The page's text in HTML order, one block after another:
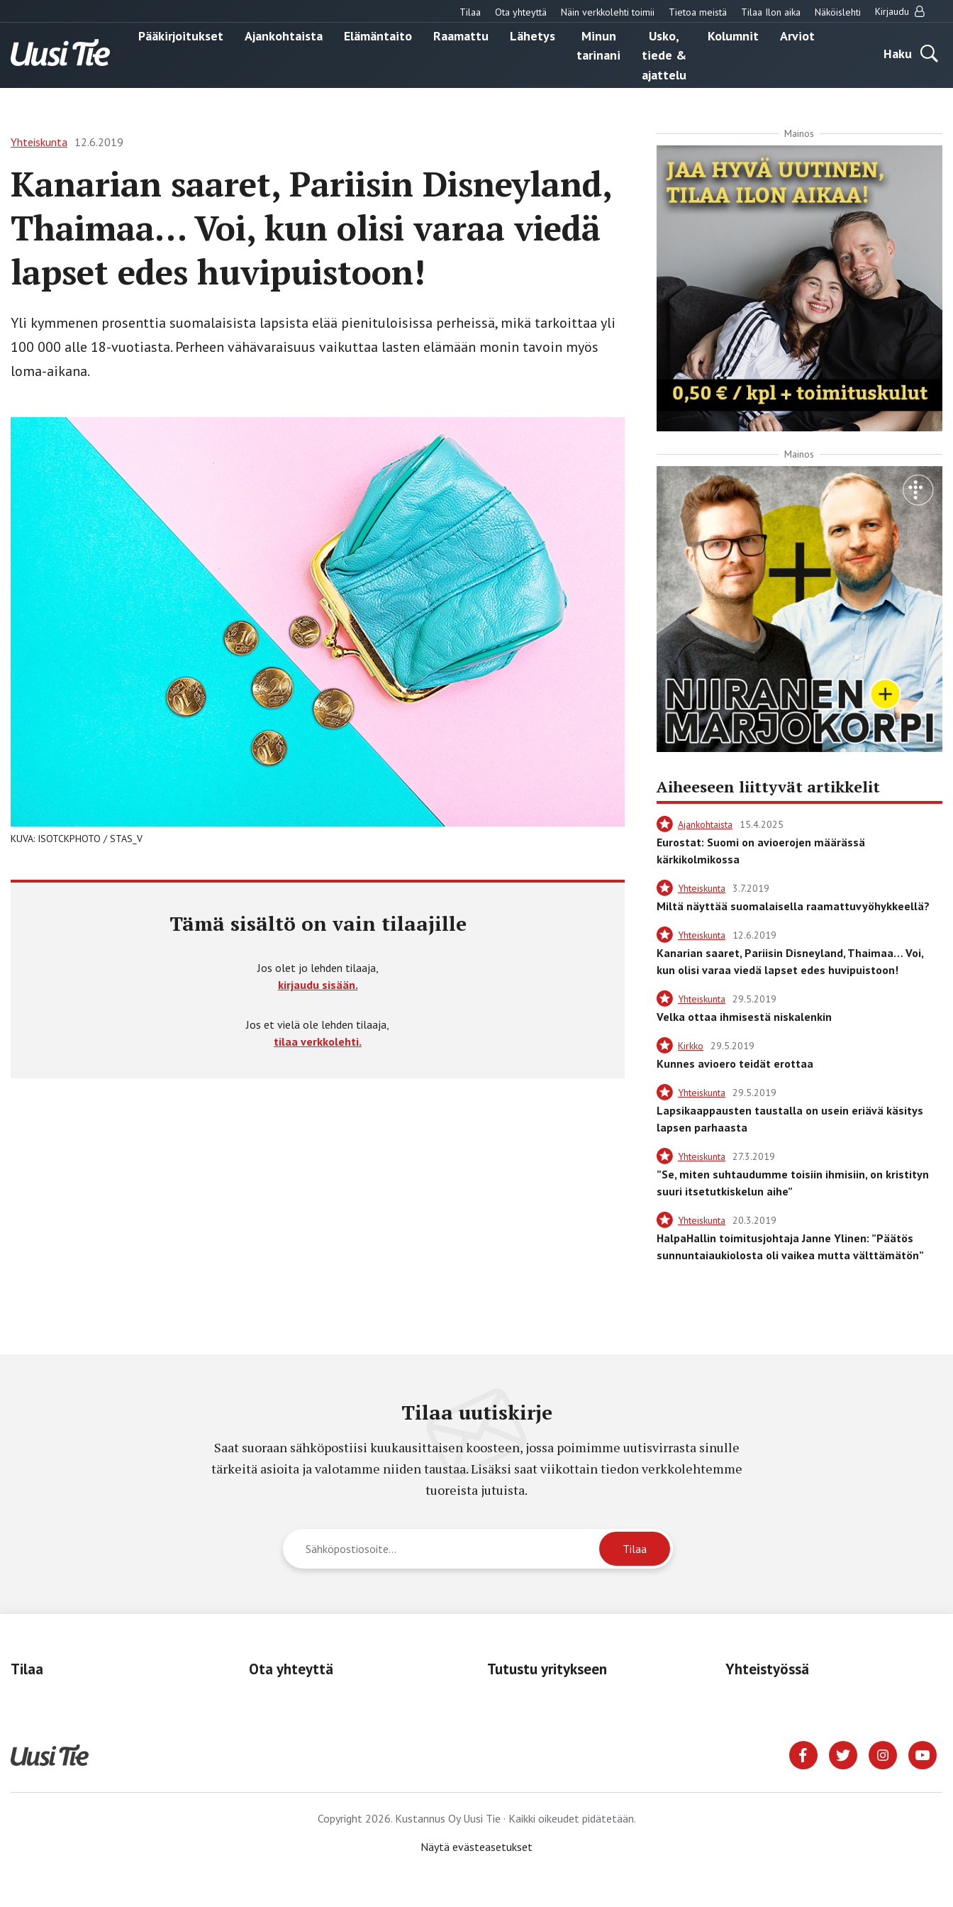
Tilaa Ota yhteyttä Näin verkkolehti toimii Tietoa meistä Tilaa Ilon aika Näköislehti Kirjaudu
Pääkirjoitukset Ajankohtaista Elämäntaito Raamattu Lähetys
Minun
tarinani
Usko,
tiede &
ajattelu
Kolumnit
Arviot
Haku
Yhteiskunta 12.6.2019
Kanarian saaret, Pariisin Disneyland,
Thaimaa… Voi, kun olisi varaa viedä
lapset edes huvipuistoon!
Yli kymmenen prosenttia suomalaisista lapsista elää pienituloisissa perheissä, mikä tarkoittaa yli
100 000 alle 18-vuotiasta. Perheen vähävaraisuus vaikuttaa lasten elämään monin tavoin myös
loma-aikana.
KUVA: ISOTCKPHOTO / STAS_V
Tämä sisältö on vain tilaajille
Jos olet jo lehden tilaaja,
kirjaudu sisään.
Jos et vielä ole lehden tilaaja,
tilaa verkkolehti.
Mainos
Mainos
Aiheeseen liittyvät artikkelit
Ajankohtaista 15.4.2025
Eurostat: Suomi on avioerojen määrässä
kärkikolmikossa
Yhteiskunta 3.7.2019
Miltä näyttää suomalaisella raamattuvyöhykkeellä?
Yhteiskunta 12.6.2019
Kanarian saaret, Pariisin Disneyland, Thaimaa… Voi,
kun olisi varaa viedä lapset edes huvipuistoon!
Yhteiskunta 29.5.2019
Velka ottaa ihmisestä niskalenkin
Kirkko 29.5.2019
Kunnes avioero teidät erottaa
Yhteiskunta 29.5.2019
Lapsikaappausten taustalla on usein eriävä käsitys
lapsen parhaasta
Yhteiskunta 27.3.2019
”Se, miten suhtaudumme toisiin ihmisiin, on kristityn
suuri itsetutkiskelun aihe”
Yhteiskunta 20.3.2019
HalpaHallin toimitusjohtaja Janne Ylinen: ”Päätös
sunnuntaiaukiolosta oli vaikea mutta välttämätön”
Tilaa uutiskirje
Saat suoraan sähköpostiisi kuukausittaisen koosteen, jossa poimimme uutisvirrasta sinulle
tärkeitä asioita ja valotamme niiden taustaa. Lisäksi saat viikottain tiedon verkkolehtemme
tuoreista jutuista.
Tilaa Ota yhteyttä Tutustu yritykseen Yhteistyössä
Copyright 2026. Kustannus Oy Uusi Tie · Kaikki oikeudet pidätetään.
Näytä evästeasetukset